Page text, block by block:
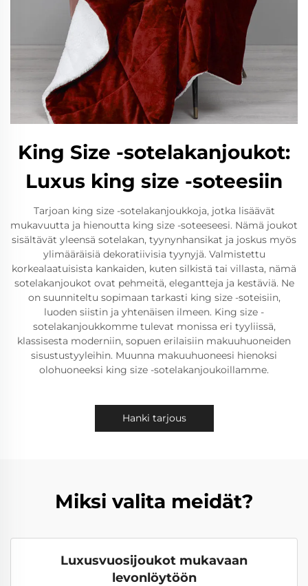
King Size -sotelakanjoukot:
Luxus king size -soteesiin
Tarjoan king size -sotelakanjoukkoja, jotka lisäävät
mukavuutta ja hienoutta king size -soteeseesi. Nämä joukot
sisältävät yleensä sotelakan, tyynynhansikat ja joskus myös
ylimääräisiä dekoratiivisia tyynyjä. Valmistettu
korkealaatuisista kankaiden, kuten silkistä tai villasta, nämä
sotelakanjoukot ovat pehmeitä, elegantteja ja kestäviä. Ne
on suunniteltu sopimaan tarkasti king size -soteisiin,
luoden siistin ja yhtenäisen ilmeen. King size -
sotelakanjoukkomme tulevat monissa eri tyyliissä,
klassisesta moderniin, sopuen erilaisiin makuuhuoneiden
sisustustyyleihin. Muunna makuuhuoneesi hienoksi
olohuoneeksi king size -sotelakanjoukoillamme.
Hanki tarjous
Miksi valita meidät?
Luxusvuosijoukot mukavaan
levonlöytöön